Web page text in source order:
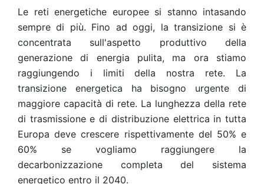
Le reti energetiche europee si stanno intasando
sempre di più. Fino ad oggi, la transizione si è
concentrata sull'aspetto produttivo della
generazione di energia pulita, ma ora stiamo
raggiungendo i limiti della nostra rete. La
transizione energetica ha bisogno urgente di
maggiore capacità di rete. La lunghezza della rete
di trasmissione e di distribuzione elettrica in tutta
Europa deve crescere rispettivamente del 50% e
60% se vogliamo raggiungere la
decarbonizzazione completa del sistema
energetico entro il 2040.